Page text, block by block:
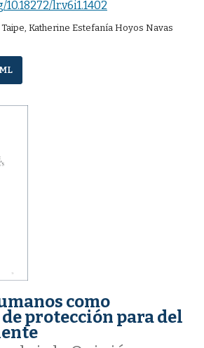
lr.v6i1.1402
Katherine Estefanía Hoyos Navas
como
protección para del